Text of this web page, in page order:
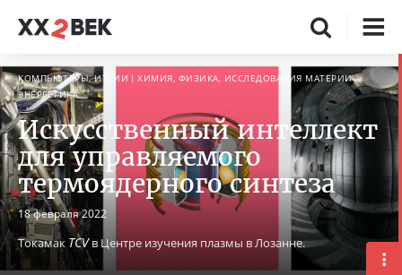
КОМПЬЮТЕРЫ, ИТ, ИИ
ХИМИЯ, ФИЗИКА, ИССЛЕДОВАНИЯ МАТЕРИИ
ЭНЕРГЕТИКА
Искусственный интеллект
для управляемого
термоядерного синтеза
18 февраля 2022
Токамак TCVв Центре изучения плазмы в Лозанне.